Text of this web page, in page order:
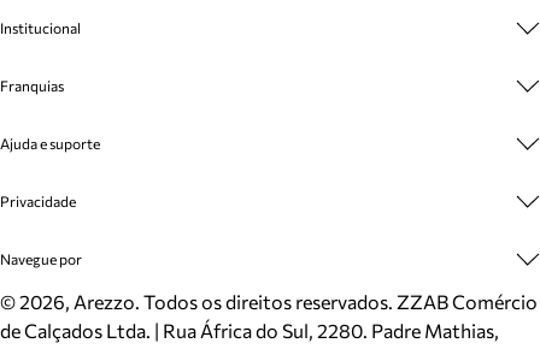
Institucional
Cashback
Venda Corporativa
Mapa do Site
Inverno
Mundo Arezzo
Franquias
Plano de Negócio
Ajuda e suporte
Cadastro
Meus Pedidos
Trocas e Devoluções
Cartão Presente
Privacidade
Politica e Privacidade
Navegue por
Sapatos
Bolsas
©2026, Arezzo. Todos os direitos reservados. ZZAB Comércio
de Calçados Ltda. | Rua África do Sul, 2280. Padre Mathias,